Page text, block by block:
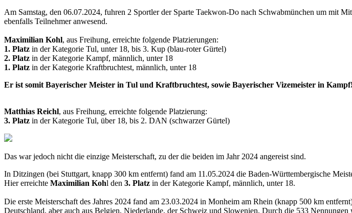
Am Samstag, den 06.07.2024, fuhren 2 Sportler der Sparte Taekwon-Do nach Schwabmünchen um mit
ebenfalls Teilnehmer anwesend.
Maximilian Kohl, aus Freihung, erreichte folgende Platzierungen:
1. Platz in der Kategorie Tul, unter 18, bis 3. Kup (blau-roter Gürtel)
2. Platz in der Kategorie Kampf, männlich, unter 18
1. Platz in der Kategorie Kraftbruchtest, männlich, unter 18
Er ist somit Bayerischer Meister in Tul und Kraftbruchtest, sowie Bayerischer Vizemeister in Kampf!
Matthias Reichl, aus Freihung, erreichte folgende Platzierung:
3. Platz in der Kategorie Tul, über 18, bis 2. DAN (schwarzer Gürtel)
Das war jedoch nicht die einzige Meisterschaft, zu der die beiden im Jahr 2024 angereist sind.
In Ditzingen (bei Stuttgart, knapp 300 km entfernt) fand am 11.05.2024 die Baden-Württembergische
Hier erreichte Maximilian Kohl den 3. Platz in der Kategorie Kampf, männlich, unter 18.
Die erste Meisterschaft des Jahres 2024 fand am 23.03.2024 in Monheim am Rhein (knapp 500 km
Deutschland, aber auch aus Belgien, Niederlande, der Schweiz und Slowenien. Durch die 533